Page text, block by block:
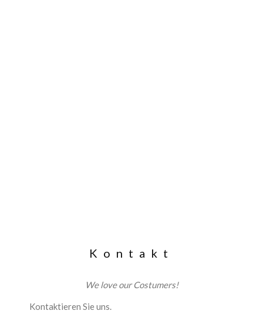
Kontakt
We love our Costumers!
Kontaktieren Sie uns.